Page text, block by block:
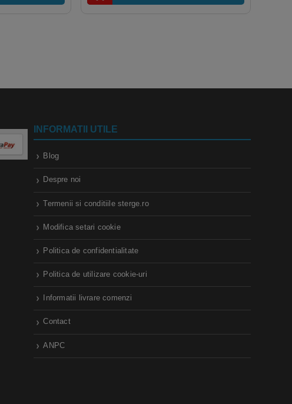
INFORMATII UTILE
Blog
Despre noi
Termenii si conditiile sterge.ro
Modifica setari cookie
Politica de confidentialitate
Politica de utilizare cookie-uri
Informatii livrare comenzi
Contact
ANPC